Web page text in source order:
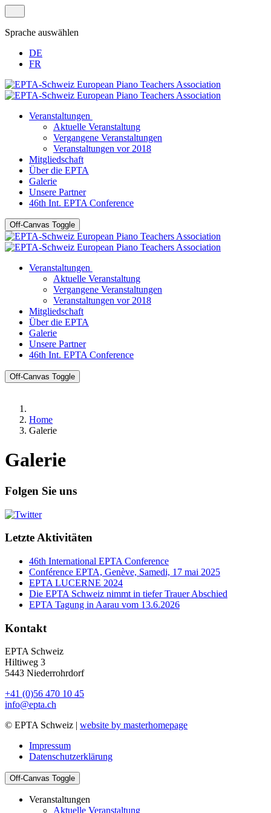
Sprache auswählen
DE
FR
Veranstaltungen
Aktuelle Veranstaltung
Vergangene Veranstaltungen
Veranstaltungen vor 2018
Mitgliedschaft
Über die EPTA
Galerie
Unsere Partner
46th Int. EPTA Conference
Off-Canvas Toggle
Veranstaltungen
Aktuelle Veranstaltung
Vergangene Veranstaltungen
Veranstaltungen vor 2018
Mitgliedschaft
Über die EPTA
Galerie
Unsere Partner
46th Int. EPTA Conference
Off-Canvas Toggle
Home
Galerie
Galerie
Folgen Sie uns
Letzte Aktivitäten
46th International EPTA Conference
Conférence EPTA, Genève, Samedi, 17 mai 2025
EPTA LUCERNE 2024
Die EPTA Schweiz nimmt in tiefer Trauer Abschied
EPTA Tagung in Aarau vom 13.6.2026
Kontakt
EPTA Schweiz
Hiltiweg 3
5443 Niederrohrdorf
+41 (0)56 470 10 45
info@epta.ch
© EPTA Schweiz | website by masterhomepage
Impressum
Datenschutzerklärung
Off-Canvas Toggle
Veranstaltungen
Aktuelle Veranstaltung